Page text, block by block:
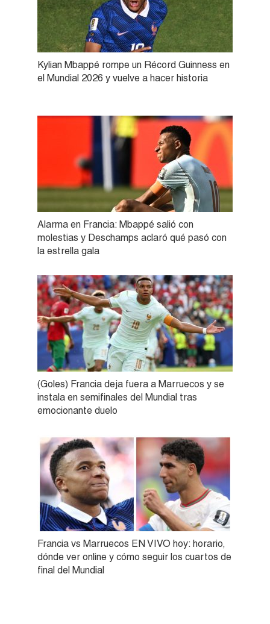
Kylian Mbappé rompe un Récord Guinness en
el Mundial 2026 y vuelve a hacer historia
Alarma en Francia: Mbappé salió con
molestias y Deschamps aclaró qué pasó con
la estrella gala
(Goles) Francia deja fuera a Marruecos y se
instala en semifinales del Mundial tras
emocionante duelo
Francia vs Marruecos EN VIVO hoy: horario,
dónde ver online y cómo seguir los cuartos de
final del Mundial